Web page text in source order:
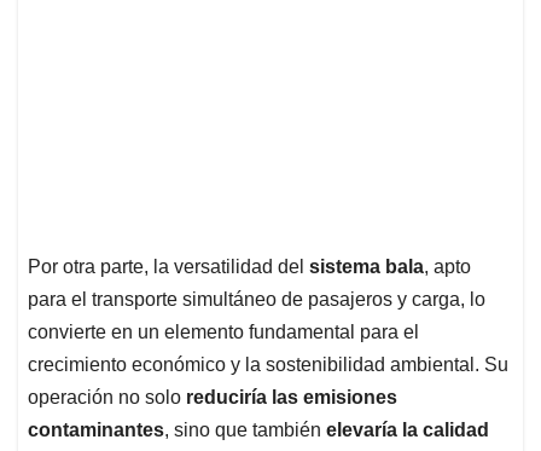
Por otra parte, la versatilidad del sistema bala, apto
para el transporte simultáneo de pasajeros y carga, lo
convierte en un elemento fundamental para el
crecimiento económico y la sostenibilidad ambiental. Su
operación no solo reduciría las emisiones
contaminantes, sino que también elevaría la calidad